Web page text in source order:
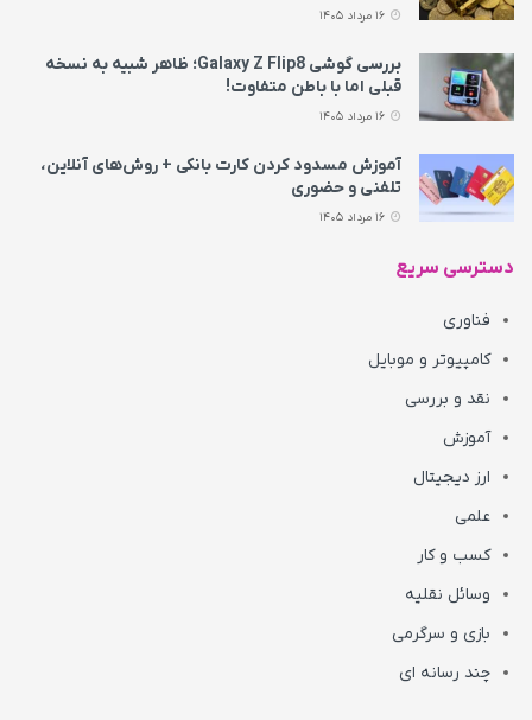
بررسی گوشی Galaxy Z Flip8؛ ظاهر شبیه به نسخه
قبلی اما با باطن متفاوت!
آموزش مسدود کردن کارت بانکی + روش‌های آنلاین،
تلفنی و حضوری
دسترسی سریع
فناوری
کامپیوتر و موبایل
نقد و بررسی
آموزش
ارز دیجیتال
علمی
کسب و کار
وسائل نقلیه
بازی و سرگرمی
چند رسانه ای